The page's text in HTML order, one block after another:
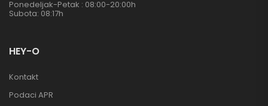
Ponedeljak-Petak : 08:00-20:00h
Subota: 08:17h
HEY-O
Kontakt
Podaci APR